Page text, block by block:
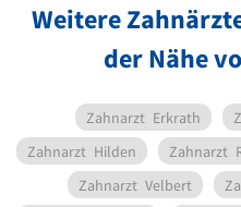
Weitere
der Nähe
Zahnarzt Erkrath
Zahnarzt Hilden Zahnarzt
Zahnarzt Velbert